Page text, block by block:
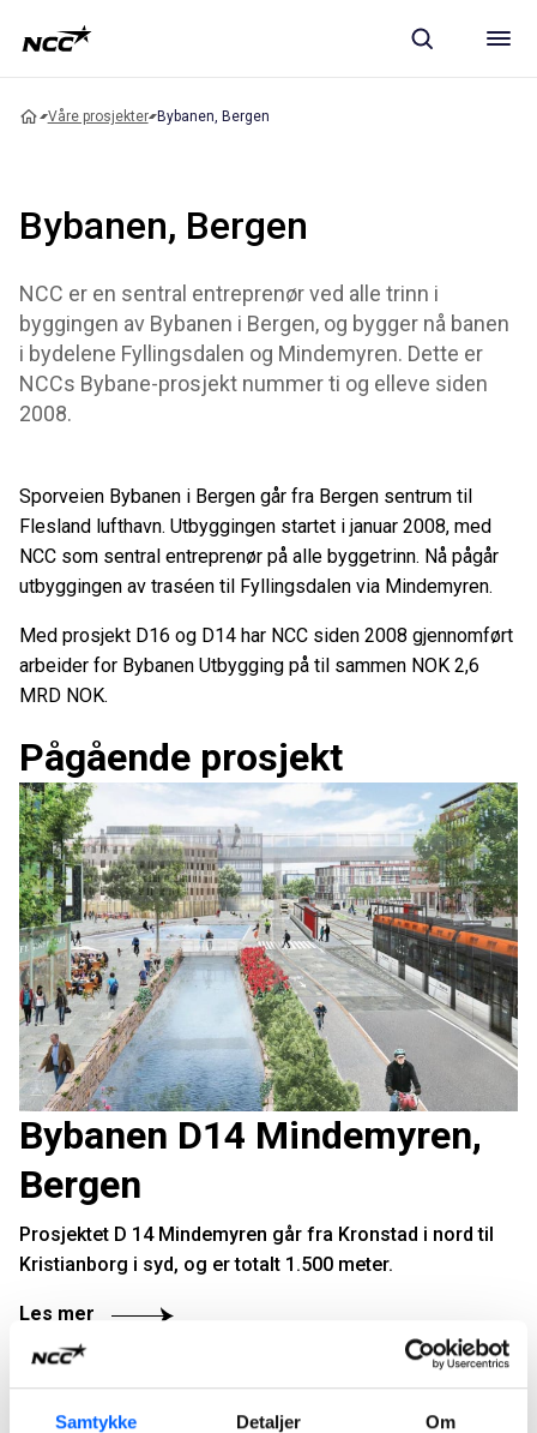
Samtykke Detaljer Om
Våre prosjekter Bybanen, Bergen
Bybanen, Bergen
NCC er en sentral entreprenør ved alle trinn i
byggingen av Bybanen i Bergen, og bygger nå banen
i bydelene Fyllingsdalen og Mindemyren. Dette er
NCCs Bybane-prosjekt nummer ti og elleve siden
2008.
Sporveien Bybanen i Bergen går fra Bergen sentrum til
Flesland lufthavn. Utbyggingen startet i januar 2008, med
NCC som sentral entreprenør på alle byggetrinn. Nå pågår
utbyggingen av traséen til Fyllingsdalen via Mindemyren.
Med prosjekt D16 og D14 har NCC siden 2008 gjennomført
arbeider for Bybanen Utbygging på til sammen NOK 2,6
MRD NOK.
Pågående prosjekt
Bybanen D14 Mindemyren,
Bergen
Prosjektet D 14 Mindemyren går fra Kronstad i nord til
Kristianborg i syd, og er totalt 1.500 meter.
Les mer